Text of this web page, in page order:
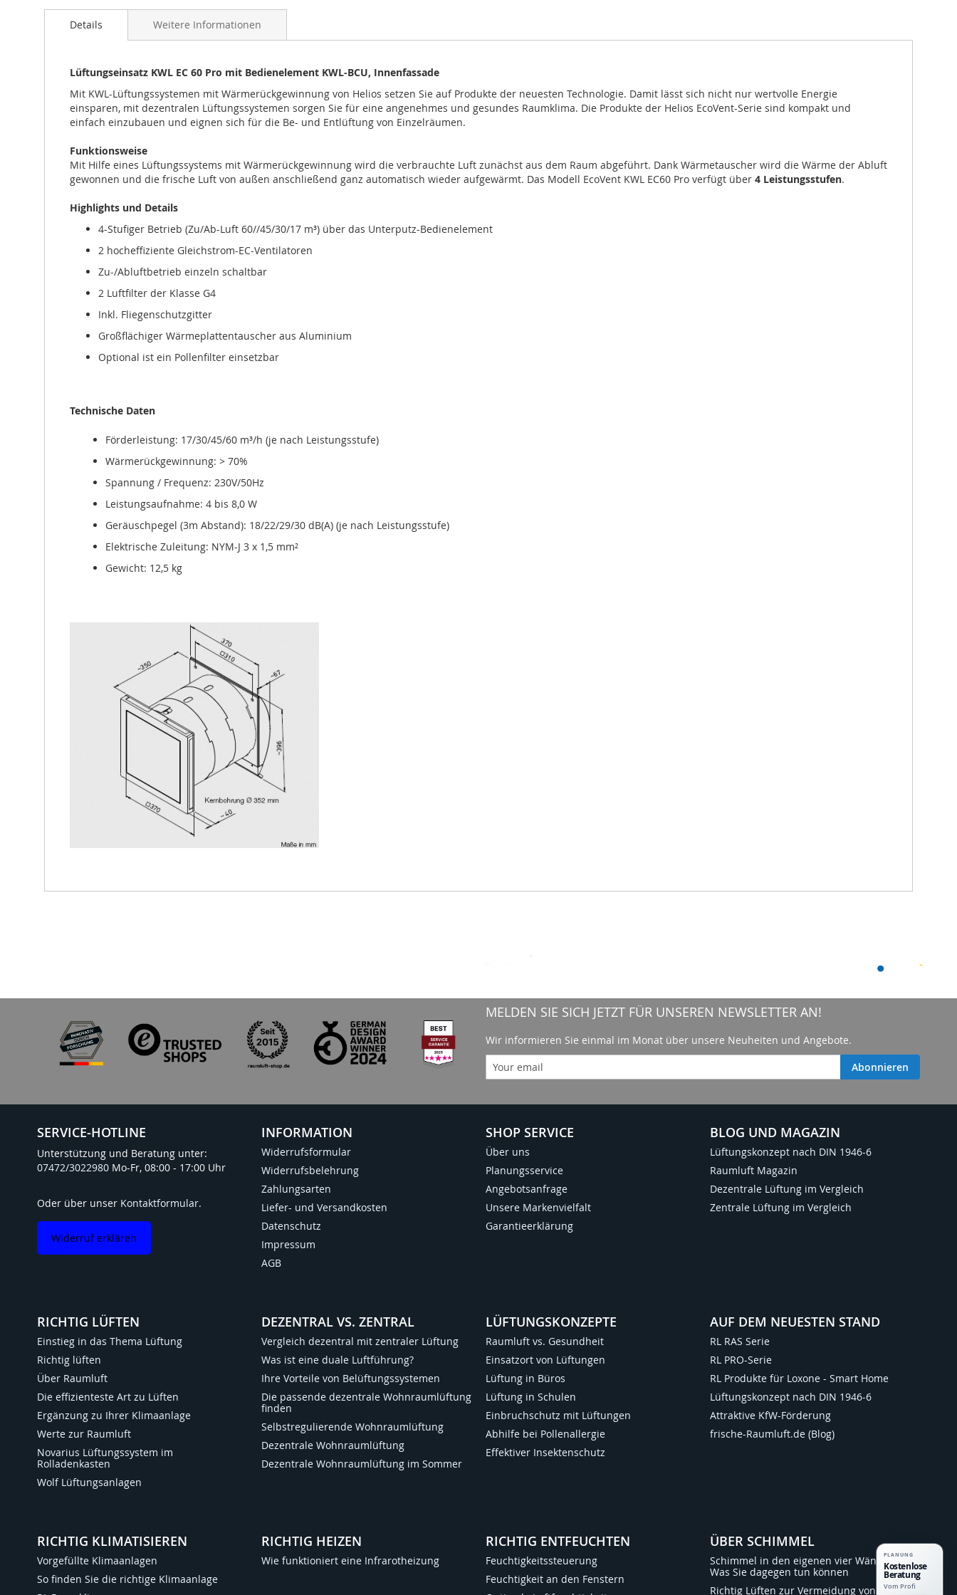
Anfang
Details
Lüftungseinsatz KWL EC 60 Pro mit Bedienelement KWL-BCU, Innenfassade
Mit KWL-Lüftungssystemen mit Wärmerückgewinnung von Helios setzen Sie auf Produkte der neuesten Technologie. Damit lässt sich nicht nur wertvolle Energie
einsparen, mit dezentralen Lüftungssystemen sorgen Sie für eine angenehmes und gesundes Raumklima. Die Produkte der Helios EcoVent-Serie sind kompakt und
einfach einzubauen und eignen sich für die Be- und Entlüftung von Einzelräumen.
Funktionsweise
Mit Hilfe eines Lüftungssystems mit Wärmerückgewinnung wird die verbrauchte Luft zunächst aus dem Raum abgeführt. Dank Wärmetauscher wird die Wärme der Abluft
gewonnen und die frische Luft von außen anschließend ganz automatisch wieder aufgewärmt. Das Modell EcoVent KWL EC60 Pro verfügt über 4 Leistungsstufen.
Highlights und Details
4-Stufiger Betrieb (Zu/Ab-Luft 60//45/30/17 m³) über das Unterputz-Bedienelement
2 hocheffiziente Gleichstrom-EC-Ventilatoren
Zu-/Abluftbetrieb einzeln schaltbar
2 Luftfilter der Klasse G4
Inkl. Fliegenschutzgitter
Großflächiger Wärmeplattentauscher aus Aluminium
Optional ist ein Pollenfilter einsetzbar
Technische Daten
Förderleistung: 17/30/45/60 m³/h (je nach Leistungsstufe)
Wärmerückgewinnung: > 70%
Spannung / Frequenz: 230V/50Hz
Leistungsaufnahme: 4 bis 8,0 W
Geräuschpegel (3m Abstand): 18/22/29/30 dB(A) (je nach Leistungsstufe)
Elektrische Zuleitung: NYM-J 3 x 1,5 mm²
Gewicht: 12,5 kg
Weitere Informationen
PLANUNG
Kostenlose
Beratung
Vom Profi
MELDEN SIE SICH JETZT FÜR UNSEREN NEWSLETTER AN!
Wir informieren Sie einmal im Monat über unsere Neuheiten und Angebote.
Abonnieren
SERVICE-HOTLINE
Unterstützung und Beratung unter:
07472/3022980 Mo-Fr, 08:00 - 17:00 Uhr
Oder über unser Kontaktformular.
Widerruf erklären
INFORMATION
Widerrufsformular
Widerrufsbelehrung
Zahlungsarten
Liefer- und Versandkosten
Datenschutz
Impressum
AGB
SHOP SERVICE
Über uns
Planungsservice
Angebotsanfrage
Unsere Markenvielfalt
Garantieerklärung
BLOG UND MAGAZIN
Lüftungskonzept nach DIN 1946-6
Raumluft Magazin
Dezentrale Lüftung im Vergleich
Zentrale Lüftung im Vergleich
RICHTIG LÜFTEN
Einstieg in das Thema Lüftung
Richtig lüften
Über Raumluft
Die effizienteste Art zu Lüften
Ergänzung zu Ihrer Klimaanlage
Werte zur Raumluft
Novarius Lüftungssystem im
Rolladenkasten
Wolf Lüftungsanlagen
DEZENTRAL VS. ZENTRAL
Vergleich dezentral mit zentraler Lüftung
Was ist eine duale Luftführung?
Ihre Vorteile von Belüftungssystemen
Die passende dezentrale Wohnraumlüftung
finden
Selbstregulierende Wohnraumlüftung
Dezentrale Wohnraumlüftung
Dezentrale Wohnraumlüftung im Sommer
LÜFTUNGSKONZEPTE
Raumluft vs. Gesundheit
Einsatzort von Lüftungen
Lüftung in Büros
Lüftung in Schulen
Einbruchschutz mit Lüftungen
Abhilfe bei Pollenallergie
Effektiver Insektenschutz
AUF DEM NEUESTEN STAND
RL RAS Serie
RL PRO-Serie
RL Produkte für Loxone - Smart Home
Lüftungskonzept nach DIN 1946-6
Attraktive KfW-Förderung
frische-Raumluft.de (Blog)
RICHTIG KLIMATISIEREN
Vorgefüllte Klimaanlagen
So finden Sie die richtige Klimaanlage
RICHTIG HEIZEN
Wie funktioniert eine Infrarotheizung
RICHTIG ENTFEUCHTEN
Feuchtigkeitssteuerung
Feuchtigkeit an den Fenstern
ÜBER SCHIMMEL
Schimmel in den eigenen vier Wänden:
Was Sie dagegen tun können
Richtig Lüften zur Vermeidung von